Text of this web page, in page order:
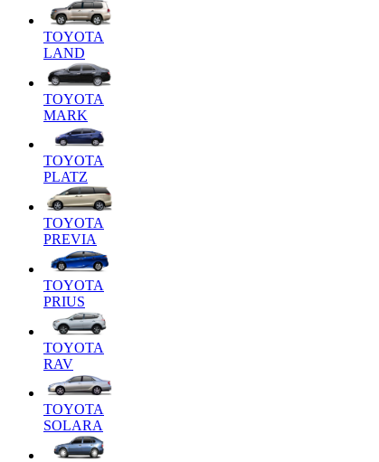
TOYOTA
LAND
TOYOTA
MARK
TOYOTA
PLATZ
TOYOTA
PREVIA
TOYOTA
PRIUS
TOYOTA
RAV
TOYOTA
SOLARA